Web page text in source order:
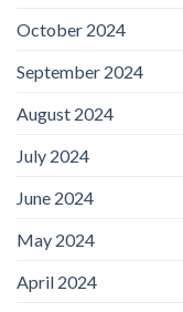
October 2024
September 2024
August 2024
July 2024
June 2024
May 2024
April 2024